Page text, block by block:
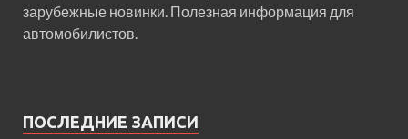
зарубежные новинки. Полезная информация для
автомобилистов.
ПОСЛЕДНИЕ ЗАПИСИ